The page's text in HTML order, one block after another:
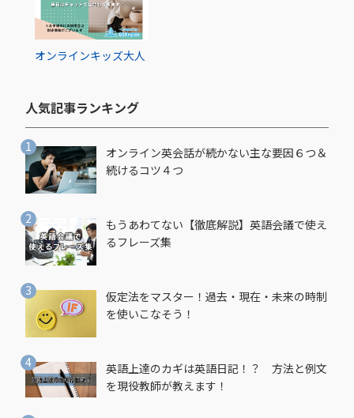
オンラインキッズ大人
人気記事ランキング​
オンライン英会話が続かない主な要因６つ＆
続けるコツ４つ
もうあわてない【徹底解説】英語会議で使え
るフレーズ集
仮定法をマスター！過去・現在・未来の時制
を使いこなそう！
英語上達のカギは英語日記！？ 方法と例文
を現役教師が教えます！